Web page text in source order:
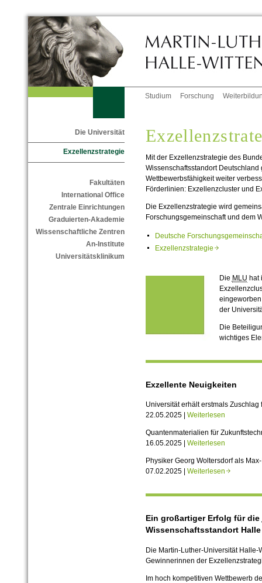
Studium Forschung
Die Universität
Exzellenzstrategie
Fakultäten
International Office
Zentrale Einrichtungen
Graduierten-Akademie
Wissenschaftliche Zentren
An-Institute
Universitätsklinikum
Mit der Exzellenzstrategie des
Wissenschaftsstandort
Wettbewerbsfähigkeit weiter
Förderlinien: Exzellenzcluster und
Die Exzellenzstrategie wird
Forschungsgemeinschaft und dem
Deutsche
Exzellenzstrategie
Die MLU hat
der
Die
wichtiges
Exzellente Neuigkeiten
Universität erhält erstmals Zuschlag
22.05.2025 | Weiterlesen
Quantenmaterialien für
16.05.2025 | Weiterlesen
Physiker Georg Woltersdorf als
07.02.2025 | Weiterlesen
Ein großartiger Erfolg für die
Wissenschaftsstandort Halle
Die Martin-Luther-Universität Halle-
Gewinnerinnen der
Im hoch kompetitiven Wettbewerb